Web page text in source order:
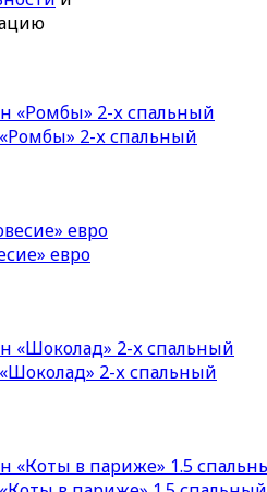
2-х спальный
евро
2-х спальный